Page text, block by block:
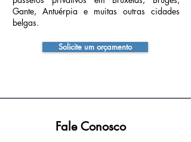
Gante, Antuérpia e muitas outras cidades
belgas.
Solicite um orçamento
Fale Conosco